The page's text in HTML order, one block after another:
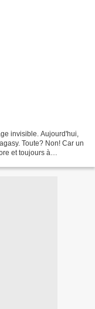
invisible. Aujourd'hui,
Toute? Non! Car un
et toujours à